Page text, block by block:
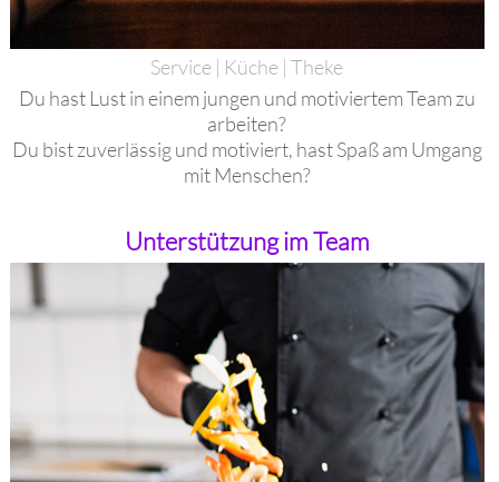
Service | Küche | Theke
Du hast Lust in einem jungen und motiviertem Team zu
arbeiten?
Du bist zuverlässig und motiviert, hast Spaß am Umgang
mit Menschen?
Unterstützung im Team